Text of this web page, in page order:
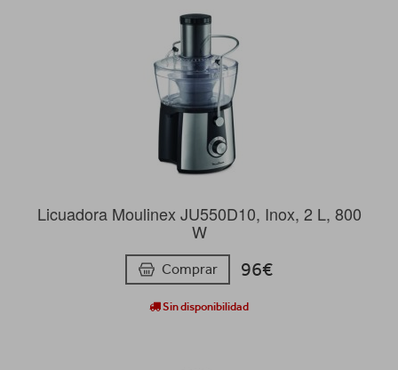
Licuadora Moulinex JU550D10, Inox, 2 L, 800
W
Comprar 96€
Sin disponibilidad